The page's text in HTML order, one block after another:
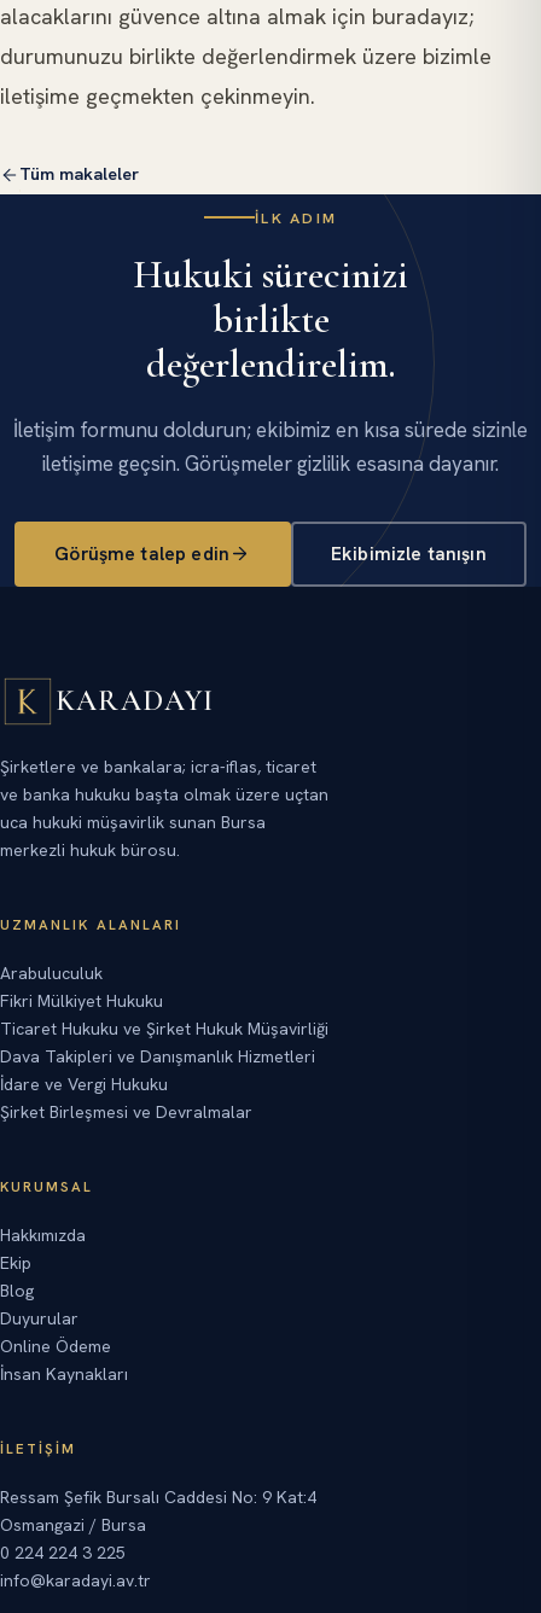
alacaklarını güvence altına almak için buradayız;
durumunuzu birlikte değerlendirmek üzere bizimle
iletişime geçmekten çekinmeyin.
Tüm makaleler
İLK ADIM
Hukuki sürecinizi
birlikte
değerlendirelim.
İletişim formunu doldurun; ekibimiz en kısa sürede sizinle
iletişime geçsin. Görüşmeler gizlilik esasına dayanır.
Görüşme talep edin Ekibimizle tanışın
KARADAYI
Şirketlere ve bankalara; icra-iflas, ticaret
ve banka hukuku başta olmak üzere uçtan
uca hukuki müşavirlik sunan Bursa
merkezli hukuk bürosu.
UZMANLIK ALANLARI
Arabuluculuk
Fikri Mülkiyet Hukuku
Ticaret Hukuku ve Şirket Hukuk Müşavirliği
Dava Takipleri ve Danışmanlık Hizmetleri
İdare ve Vergi Hukuku
Şirket Birleşmesi ve Devralmalar
KURUMSAL
Hakkımızda
Ekip
Blog
Duyurular
Online Ödeme
İnsan Kaynakları
İLETIŞIM
Ressam Şefik Bursalı Caddesi No: 9 Kat:4
Osmangazi / Bursa
0 224 224 3 225
info@karadayi.av.tr